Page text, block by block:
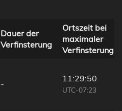
Dauer der
Verfinsterung
Ortszeit bei
maximaler
Verfinsterung
-
11:29:50
UTC-07:23